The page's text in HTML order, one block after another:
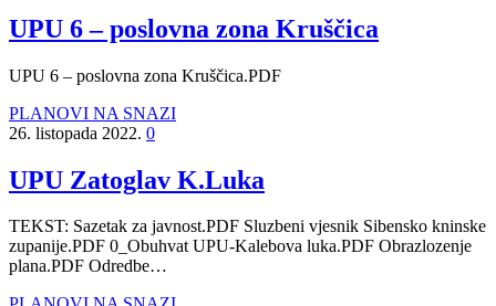
UPU 6 – poslovna zona Kruščica
UPU 6 – poslovna zona Kruščica.PDF
PLANOVI NA SNAZI
26. listopada 2022. 0
UPU Zatoglav K.Luka
TEKST: Sazetak za javnost.PDF Sluzbeni vjesnik Sibensko kninske
zupanije.PDF 0_Obuhvat UPU-Kalebova luka.PDF Obrazlozenje
plana.PDF Odredbe…